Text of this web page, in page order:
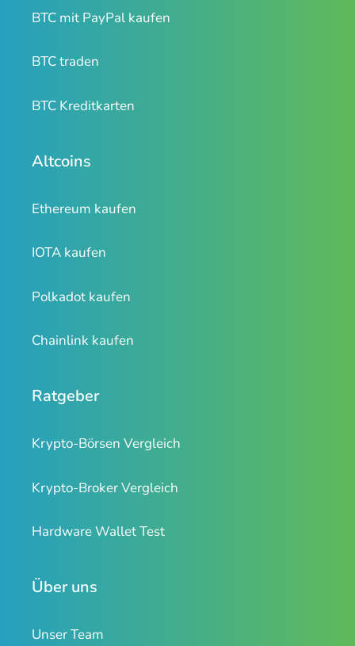
BTC mit PayPal kaufen
BTC traden
BTC Kreditkarten
Altcoins
Ethereum kaufen
IOTA kaufen
Polkadot kaufen
Chainlink kaufen
Ratgeber
Krypto-Börsen Vergleich
Krypto-Broker Vergleich
Hardware Wallet Test
Über uns
Unser Team